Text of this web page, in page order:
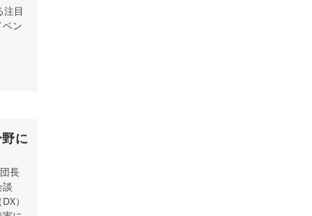
注目
ン
に
長
）